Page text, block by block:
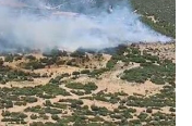
sevk edildi.